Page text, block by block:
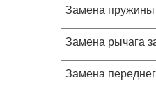
Замена пружины
Замена рычага
Замена